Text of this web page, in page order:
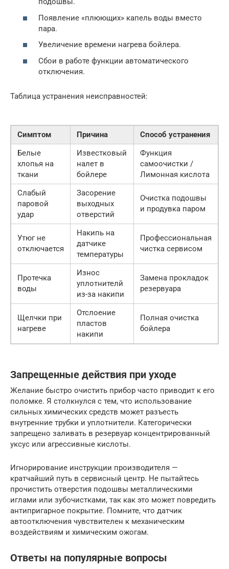
Появление «плюющих» капель воды вместо
пара.
Увеличение времени нагрева бойлера.
Сбои в работе функции автоматического
отключения.
Таблица устранения неисправностей:
Симптом Причина
Способ устранения
Белые
хлопья на
ткани
Известковый
налет в
бойлере
Функция
самоочистки /
Лимонная кислота
Слабый
паровой
удар
Засорение
выходных
отверстий
Очистка подошвы
и продувка паром
Утюг не
отключается
Накипь на
датчике
температуры
Профессиональная
чистка сервисом
Протечка
воды
Износ
уплотнителй
из-за накипи
Замена прокладок
резервуара
Щелчки при
нагреве
Отслоение
пластов
накипи
Полная очистка
бойлера
Запрещенные действия при уходе
Желание быстро очистить прибор часто приводит к его
поломке. Я столкнулся с тем, что использование
сильных химических средств может разъесть
внутренние трубки и уплотнители. Категорически
запрещено заливать в резервуар концентрированный
уксус или агрессивные кислоты.
Игнорирование инструкции производителя —
кратчайший путь в сервисный центр. Не пытайтесь
прочистить отверстия подошвы металлическими
иглами или зубочистками, так как это может повредить
антипригарное покрытие. Помните, что датчик
автоотключения чувствителен к механическим
воздействиям и химическим ожогам.
Ответы на популярные вопросы